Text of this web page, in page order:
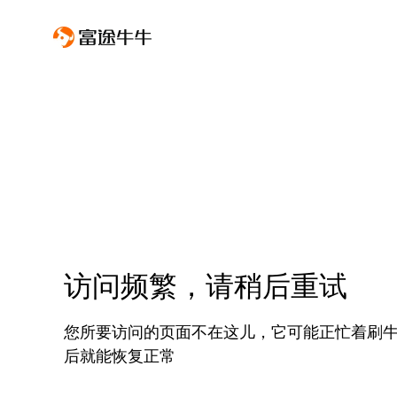
访问频繁，请稍后重试
您所要访问的页面不在这儿，它可能正忙着刷
后就能恢复正常